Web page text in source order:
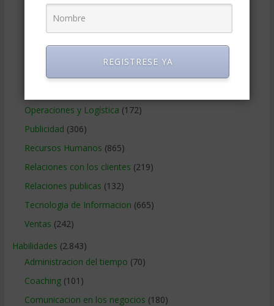
Marketing(988)
Marketing Digital(247)
Operaciones y Logística (172)
Publicidad (306)
Recursos Humanos (865)
Relaciones con los clientes (219)
Relaciones publicas (132)
Tecnologia de Informacion (665)
Ventas (242)
Habilidades (2.843)
Administracion del tiempo (70)
Coaching(101)
Comunicacion en los negocios (180)
REGISTRESE YA